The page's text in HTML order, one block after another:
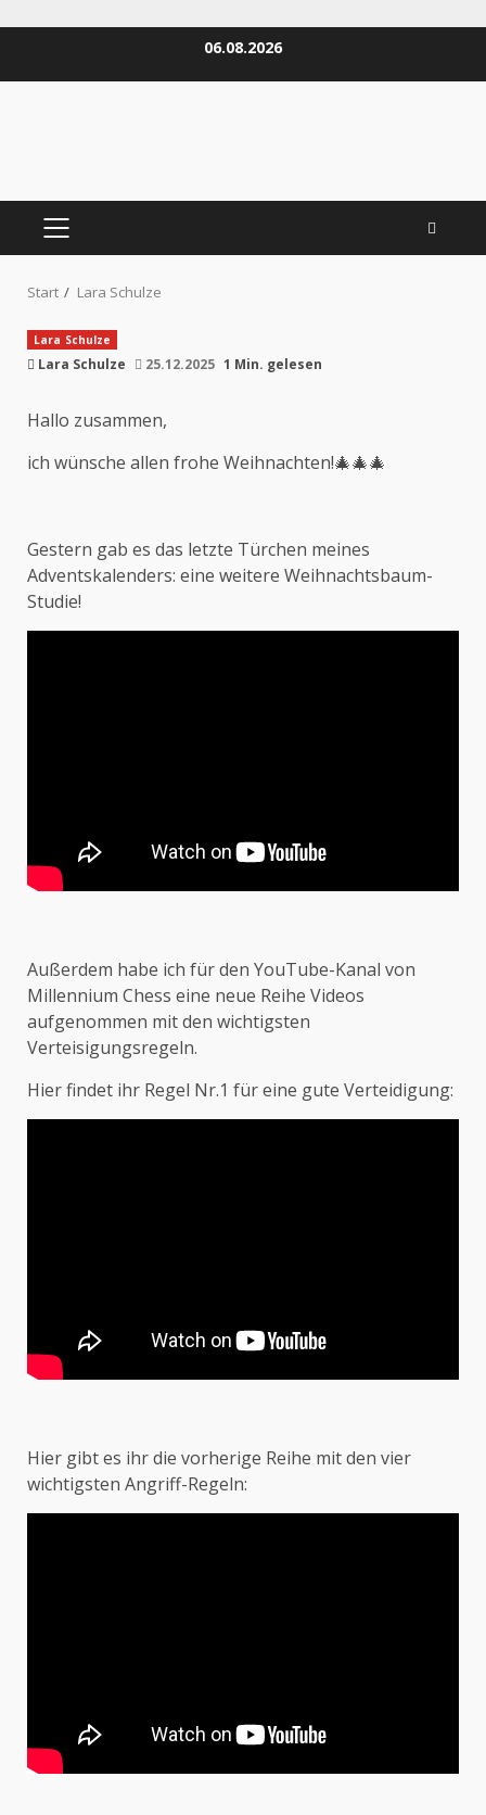
06.08.2026
PRIMÄRES
Start Lara Schulze
Lara Schulze
Lara Schulze 25.12.2025 1 Min. gelesen
Hallo zusammen,
ich wünsche allen frohe Weihnachten!🎄🎄🎄
Gestern gab es das letzte Türchen meines
Adventskalenders: eine weitere Weihnachtsbaum-
Studie!
Außerdem habe ich für den YouTube-Kanal von
Millennium Chess eine neue Reihe Videos
aufgenommen mit den wichtigsten
Verteisigungsregeln.
Hier findet ihr Regel Nr.1 für eine gute Verteidigung:
Hier gibt es ihr die vorherige Reihe mit den vier
wichtigsten Angriff-Regeln: